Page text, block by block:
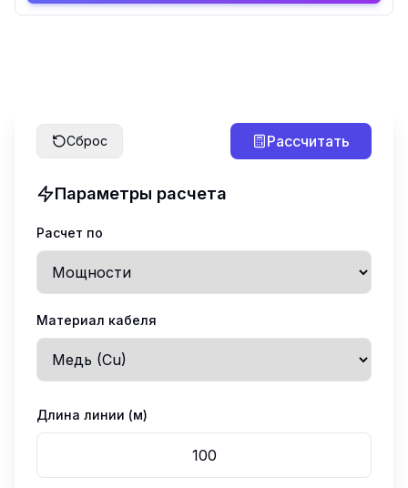
Сброс Рассчитать
Параметры расчета
Расчет по
Материал кабеля
Длина линии (м)